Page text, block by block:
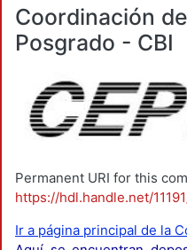
Coordinación
Posgrado - CBI
Permanent URI for this
https://hdl.handle.net/
Ir a página principal de la